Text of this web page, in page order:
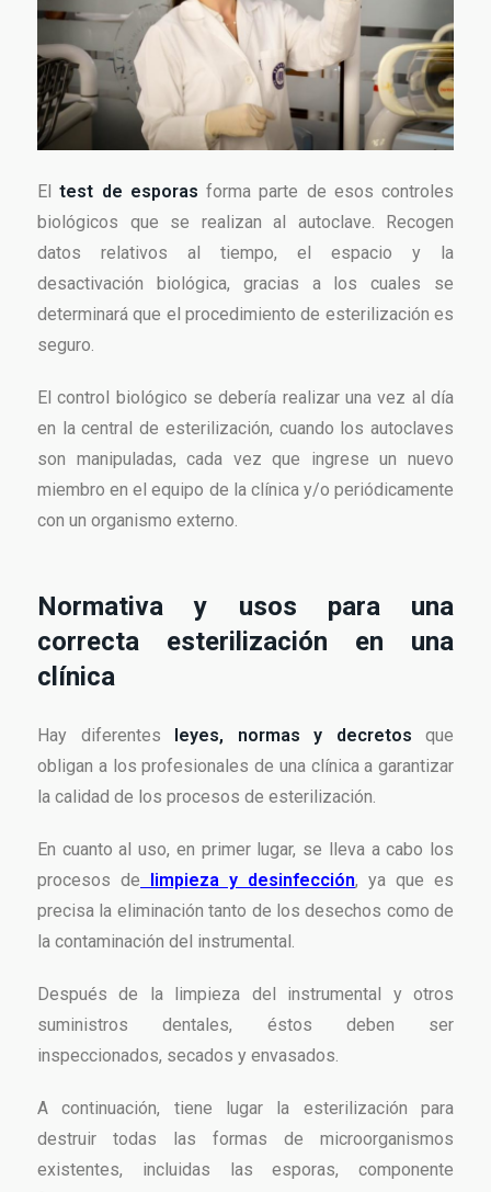
El test de esporas forma parte de esos controles
biológicos que se realizan al autoclave. Recogen
datos relativos al tiempo, el espacio y la
desactivación biológica, gracias a los cuales se
determinará que el procedimiento de esterilización es
seguro.
El control biológico se debería realizar una vez al día
en la central de esterilización, cuando los autoclaves
son manipuladas, cada vez que ingrese un nuevo
miembro en el equipo de la clínica y/o periódicamente
con un organismo externo.
Normativa y usos para una
correcta esterilización en una
clínica
Hay diferentes leyes, normas y decretos que
obligan a los profesionales de una clínica a garantizar
la calidad de los procesos de esterilización.
En cuanto al uso, en primer lugar, se lleva a cabo los
procesos de limpieza y desinfección, ya que es
precisa la eliminación tanto de los desechos como de
la contaminación del instrumental.
Después de la limpieza del instrumental y otros
suministros dentales, éstos deben ser
inspeccionados, secados y envasados.
A continuación, tiene lugar la esterilización para
destruir todas las formas de microorganismos
existentes, incluidas las esporas, componente